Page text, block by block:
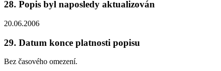
28. Popis byl naposledy aktualizován
20.06.2006
29. Datum konce platnosti popisu
Bez časového omezení.